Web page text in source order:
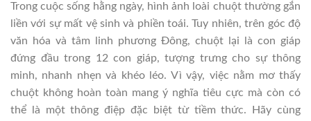
Trong cuộc sống hằng ngày, hình ảnh loài chuột thường gắn
liền với sự mất vệ sinh và phiền toái. Tuy nhiên, trên góc độ
văn hóa và tâm linh phương Đông, chuột lại là con giáp
đứng đầu trong 12 con giáp, tượng trưng cho sự thông
minh, nhanh nhẹn và khéo léo. Vì vậy, việc nằm mơ thấy
chuột không hoàn toàn mang ý nghĩa tiêu cực mà còn có
thể là một thông điệp đặc biệt từ tiềm thức. Hãy cùng